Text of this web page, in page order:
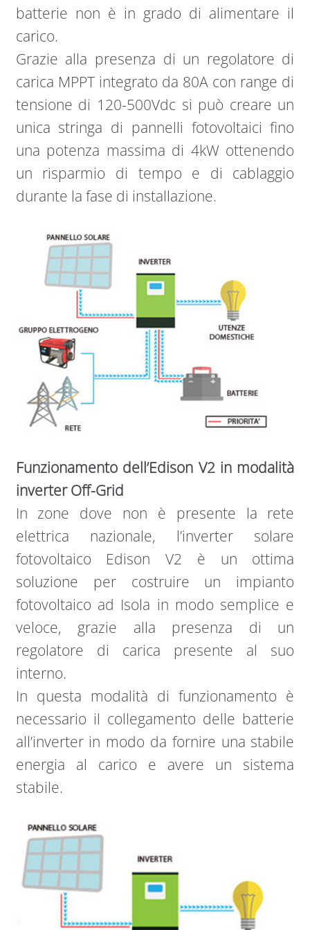
batterie non è in grado di alimentare il
carico.
Grazie alla presenza di un regolatore di
carica MPPT integrato da 80A con range di
tensione di 120-500Vdc si può creare un
unica stringa di pannelli fotovoltaici fino
una potenza massima di 4kW ottenendo
un risparmio di tempo e di cablaggio
durante la fase di installazione.
Funzionamento dell’Edison V2 in modalità
inverter Off-Grid
In zone dove non è presente la rete
elettrica nazionale, l’inverter solare
fotovoltaico Edison V2 è un ottima
soluzione per costruire un impianto
fotovoltaico ad Isola in modo semplice e
veloce, grazie alla presenza di un
regolatore di carica presente al suo
interno.
In questa modalità di funzionamento è
necessario il collegamento delle batterie
all’inverter in modo da fornire una stabile
energia al carico e avere un sistema
stabile.